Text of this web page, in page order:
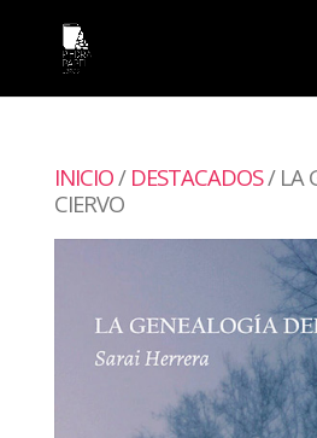
INICIO/ DESTACADOS/ LA
CIERVO